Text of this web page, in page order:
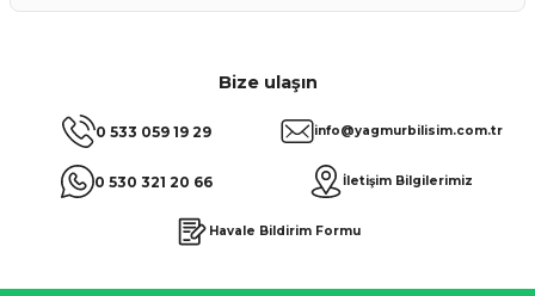
Bize ulaşın
0 533 059 19 29
0 530 321 20 66
info@yagmurbilisim.com.tr
İletişim Bilgilerimiz
Havale Bildirim Formu